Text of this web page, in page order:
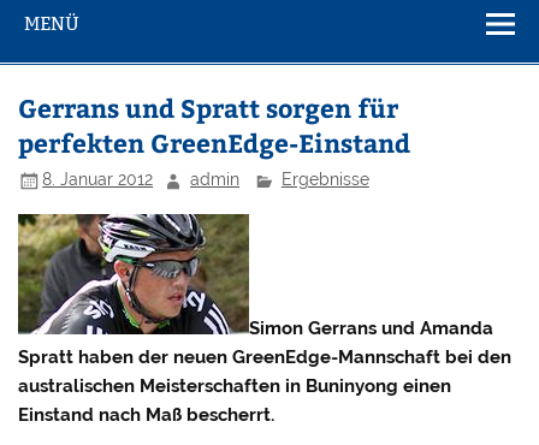
MENÜ
Gerrans und Spratt sorgen für
perfekten GreenEdge-Einstand
8. Januar 2012 admin Ergebnisse
Simon Gerrans und Amanda
Spratt haben der neuen GreenEdge-Mannschaft bei den
australischen Meisterschaften in Buninyong einen
Einstand nach Maß bescherrt.